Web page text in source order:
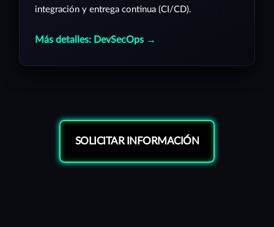
integración y entrega continua (CI/CD).
Más detalles: DevSecOps →
SOLICITAR INFORMACIÓN